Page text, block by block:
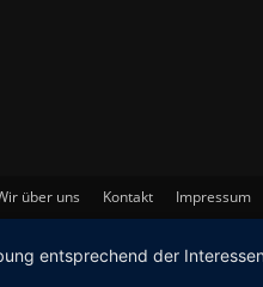
über uns Kontakt Impressum
entsprechend der